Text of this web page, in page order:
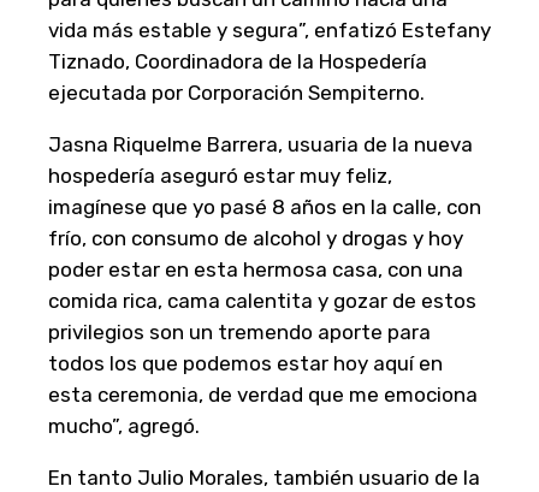
vida más estable y segura”, enfatizó Estefany
Tiznado, Coordinadora de la Hospedería
ejecutada por Corporación Sempiterno.
Jasna Riquelme Barrera, usuaria de la nueva
hospedería aseguró estar muy feliz,
imagínese que yo pasé 8 años en la calle, con
frío, con consumo de alcohol y drogas y hoy
poder estar en esta hermosa casa, con una
comida rica, cama calentita y gozar de estos
privilegios son un tremendo aporte para
todos los que podemos estar hoy aquí en
esta ceremonia, de verdad que me emociona
mucho”, agregó.
En tanto Julio Morales, también usuario de la